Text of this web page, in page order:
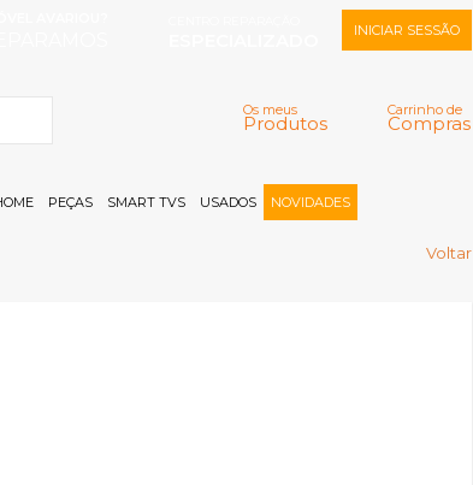
Carrinho de
Compras
Os meus
Produtos
INICIAR SESSÃO
Memorizar
Registar |
PEÇAS SMART TVS USADOS NOVIDADES
Voltar